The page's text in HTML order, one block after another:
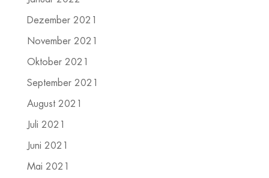
Dezember 2021
November 2021
Oktober 2021
September 2021
August 2021
Juli 2021
Juni 2021
Mai 2021